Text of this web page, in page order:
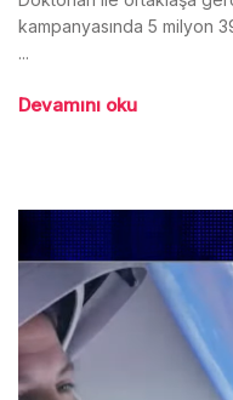
kampanyasında 5 milyon
...
Devamını oku